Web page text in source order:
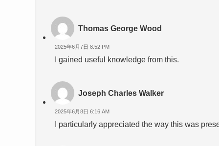
Thomas George Wood
2025年6月7日 8:52 PM
I gained useful knowledge from this.
Joseph Charles Walker
2025年6月8日 6:16 AM
I particularly appreciated the way this was